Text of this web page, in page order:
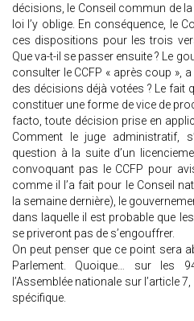
décisions, le Conseil commun de
loi l’y oblige. En conséquence, le
ces dispositions pour les trois
Que va-t-il se passer ensuite ? Le
consulter le CCFP « après coup »,
des décisions déjà votées ? Le fait
constituer une forme de vice de
facto, toute décision prise en
Comment le juge administratif,
question à la suite d’un
convoquant pas le CCFP pour
comme il l’a fait pour le Conseil
la semaine dernière), le
dans laquelle il est probable que
se priveront pas de s’engouffrer.
On peut penser que ce point sera
Parlement. Quoique… sur les
l’Assemblée nationale sur l’article
spécifique.